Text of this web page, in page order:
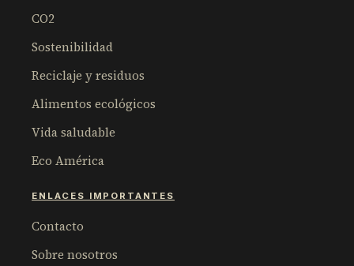
CO2
Sostenibilidad
Reciclaje y residuos
Alimentos ecológicos
Vida saludable
Eco América
ENLACES IMPORTANTES
Contacto
Sobre nosotros